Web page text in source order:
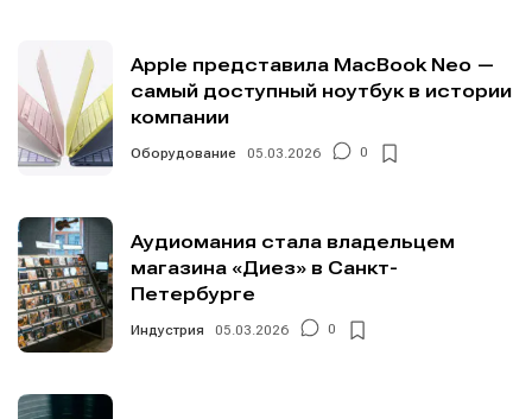
Редакционная политика (в разработке)
Предложение новостей Помощь проекту
Редакционная политика (в разработке)
Предложение новостей Помощь проекту
Apple представила MacBook Neo —
самый доступный ноутбук в истории
компании
Оборудование 05.03.2026 0
Аудиомания стала владельцем
магазина «Диез» в Санкт-
Петербурге
Индустрия 05.03.2026 0